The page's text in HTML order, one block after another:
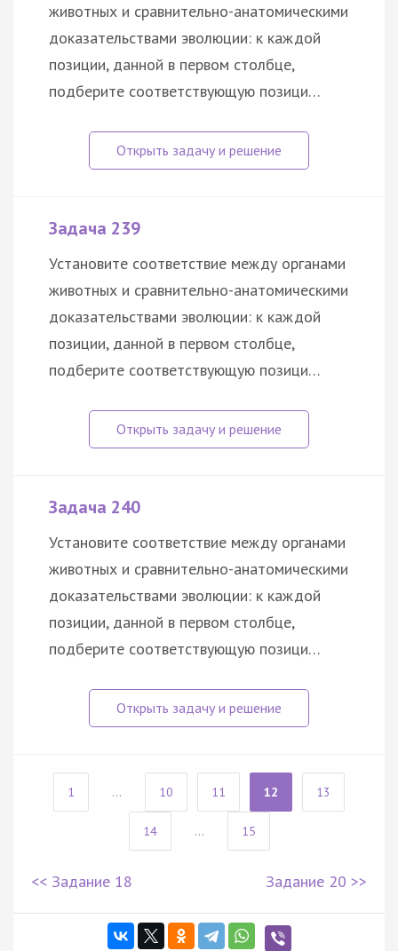
животных и сравнительно-анатомическими
доказательствами эволюции: к каждой
позиции, данной в первом столбце,
подберите соответствующую позици…
Задача 239
Установите соответствие между органами
животных и сравнительно-анатомическими
доказательствами эволюции: к каждой
позиции, данной в первом столбце,
подберите соответствующую позици…
Задача 240
Установите соответствие между органами
животных и сравнительно-анатомическими
доказательствами эволюции: к каждой
позиции, данной в первом столбце,
подберите соответствующую позици…
1 ... 10 11 12 13
14 ... 15
<< Задание 18 Задание 20 >>